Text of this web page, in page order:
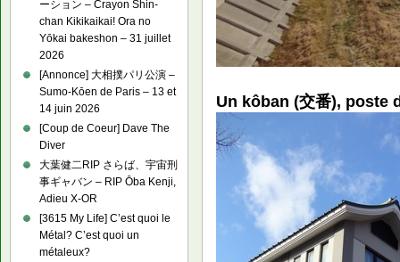
Un kôban (交番), poste
ーション – Crayon Shin-
chan Kikikaikai! Ora no
Yōkai bakeshon – 31 juillet
2026
[Annonce] 大相撲パリ公演 –
Sumo-Kōen de Paris – 13 et
14 juin 2026
[Coup de Coeur] Dave The
Diver
大葉健二RIP さらば、宇宙刑
事ギャバン – RIP Ōba Kenji,
Adieu X-OR
[3615 My Life] C’est quoi le
Métal? C’est quoi un
métaleux?